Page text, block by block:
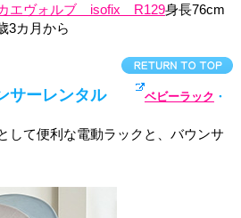
エヴォルブ isofix R129身長76cm
3カ月から
サーレンタル ベビーラック ・
して便利な電動ラックと、バウンサ